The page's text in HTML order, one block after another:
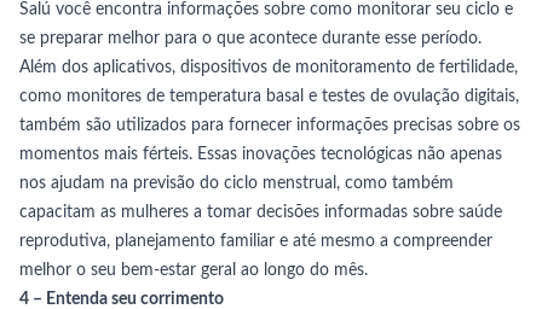
Salú você encontra informações sobre como monitorar seu ciclo e
se preparar melhor para o que acontece durante esse período.
Além dos aplicativos, dispositivos de monitoramento de fertilidade,
como monitores de temperatura basal e testes de ovulação digitais,
também são utilizados para fornecer informações precisas sobre os
momentos mais férteis. Essas inovações tecnológicas não apenas
nos ajudam na previsão do ciclo menstrual, como também
capacitam as mulheres a tomar decisões informadas sobre saúde
reprodutiva, planejamento familiar e até mesmo a compreender
melhor o seu bem-estar geral ao longo do mês.
4 – Entenda seu corrimento